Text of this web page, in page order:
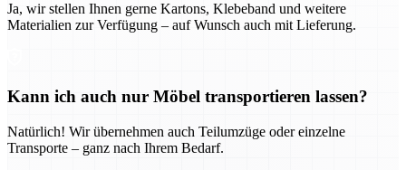
Ja, wir stellen Ihnen gerne Kartons, Klebeband und weitere
Materialien zur Verfügung – auf Wunsch auch mit Lieferung.
Kann ich auch nur Möbel transportieren lassen?
Natürlich! Wir übernehmen auch Teilumzüge oder einzelne
Transporte – ganz nach Ihrem Bedarf.